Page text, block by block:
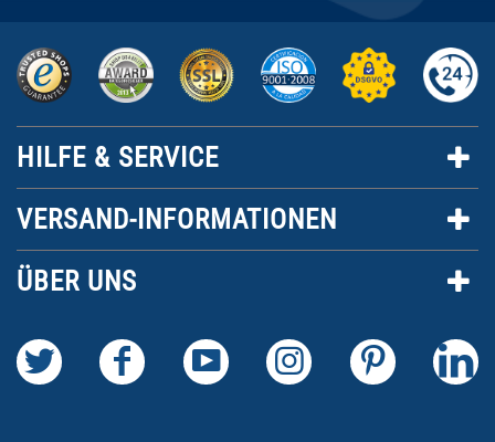
HILFE & SERVICE
VERSAND-INFORMATIONEN
ÜBER UNS